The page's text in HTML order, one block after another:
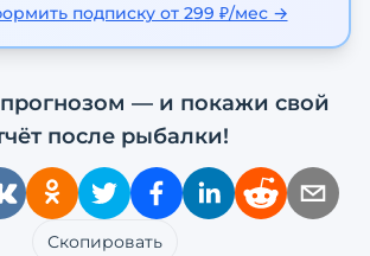
подписку от 299 ₽/мес →
— и покажи свой
после рыбалки!
Скопировать